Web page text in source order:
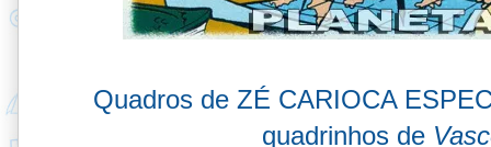
Quadros de ZÉ CARIOCA
quadrinhos de